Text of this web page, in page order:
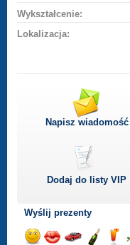
Wykształcenie:
Lokalizacja:
Napisz wiadomość
Dodaj do listyVIP
Wyślij prezenty